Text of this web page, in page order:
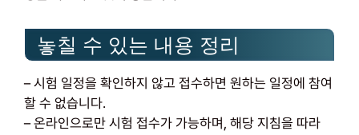
놓칠 수 있는 내용 정리
– 시험 일정을 확인하지 않고 접수하면 원하는 일정에 참여
할 수 없습니다.
– 온라인으로만 시험 접수가 가능하며, 해당 지침을 따라